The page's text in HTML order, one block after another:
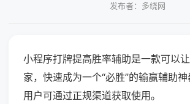
发布者：多绕网
小程序打牌提高胜率辅助是一款可以
家，快速成为一个“必胜”的输赢辅助
用户可通过正规渠道获取使用。